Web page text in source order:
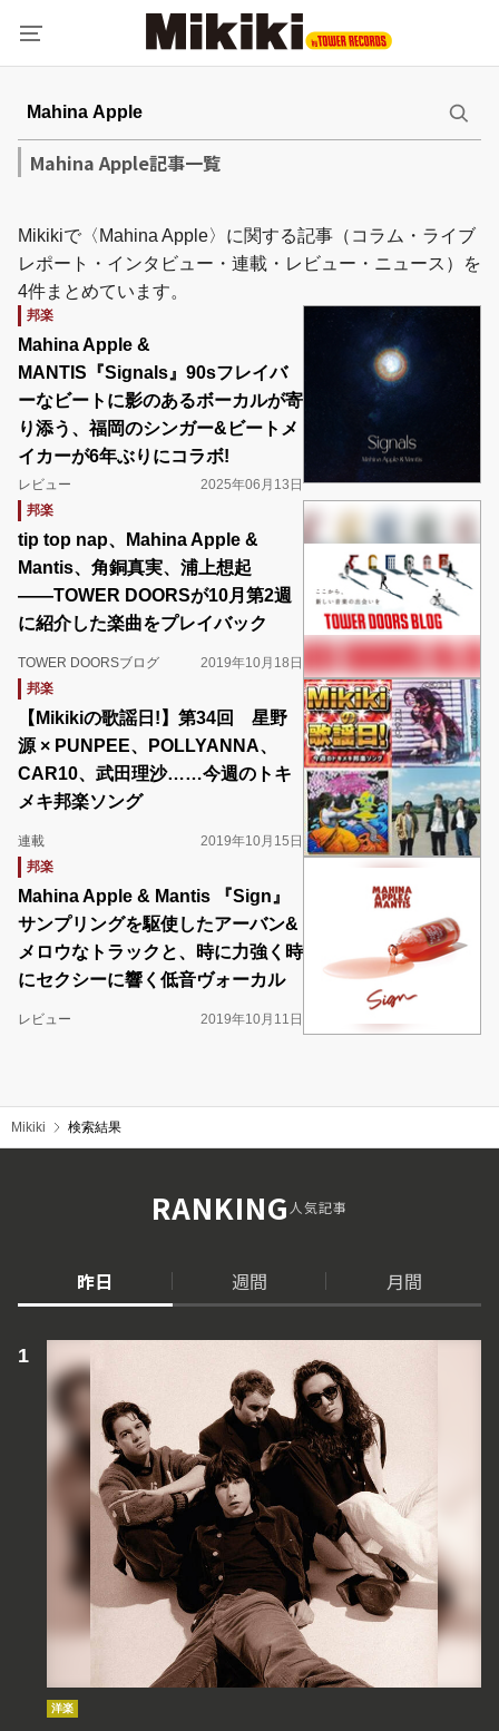
Mahina Apple記事一覧
Mikikiで〈Mahina Apple〉に関する記事（コラム・ライブ
レポート・インタビュー・連載・レビュー・ニュース）を
4件まとめています。
邦楽
Mahina Apple &
MANTIS『Signals』90sフレイバ
ーなビートに影のあるボーカルが寄
り添う、福岡のシンガー&ビートメ
イカーが6年ぶりにコラボ!
レビュー
2025年06月13日
邦楽
tip top nap、Mahina Apple &
Mantis、角銅真実、浦上想起
――TOWER DOORSが10月第2週
に紹介した楽曲をプレイバック
TOWER DOORSブログ
2019年10月18日
邦楽
【Mikikiの歌謡日!】第34回 星野
源 × PUNPEE、POLLYANNA、
CAR10、武田理沙……今週のトキ
メキ邦楽ソング
連載
2019年10月15日
邦楽
Mahina Apple & Mantis 『Sign』
サンプリングを駆使したアーバン&
メロウなトラックと、時に力強く時
にセクシーに響く低音ヴォーカル
レビュー 2019年10月11日
Mikiki 検索結果
RANKING人気記事
昨日 週間 月間
洋楽